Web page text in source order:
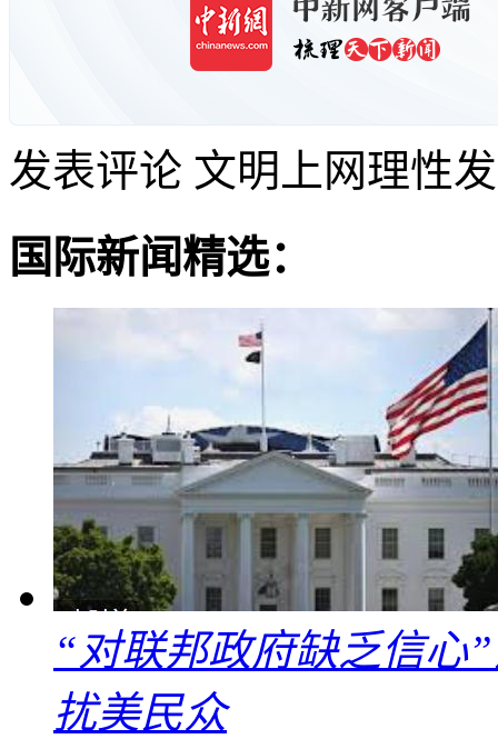
发表评论 文明上网理性
国际新闻精选：
“对联邦政府缺乏信心
扰美民众